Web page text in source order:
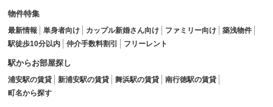
物件特集
最新情報 単身者向け カップル新婚さん向け ファミリー向け
築浅物件
駅徒歩10分以内
仲介手数料割引 フリーレント
駅からお部屋探し
浦安駅の賃貸 新浦安駅の賃貸 舞浜駅の賃貸
南行徳駅の賃貸
町名から探す